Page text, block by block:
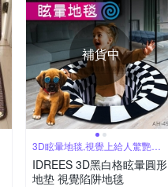
補貨中
3D眩暈地毯,視覺上給人驚艷的
感覺
IDREES 3D黑白格眩暈圓形
地垫 視覺陷阱地毯